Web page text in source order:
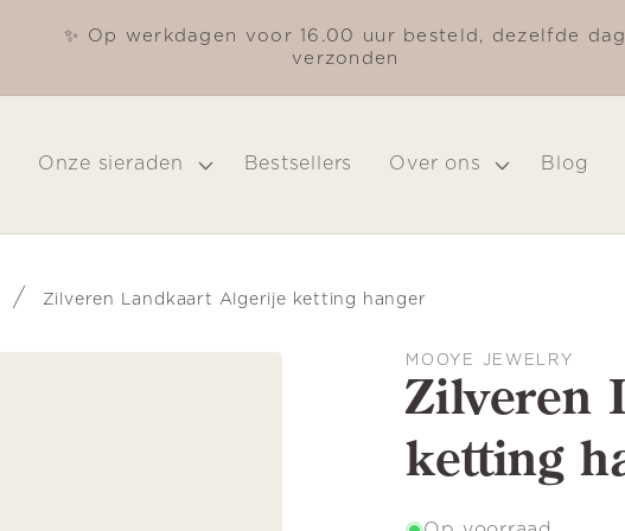
✨ Op werkdagen voor 16.00 uur besteld, dezelfde dag
verzonden
Onze sieraden Bestsellers Over ons Blog
/ Zilveren Landkaart Algerije ketting hanger
MOOYE JEWELRY
Zilveren
ketting